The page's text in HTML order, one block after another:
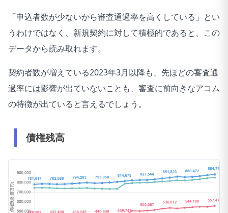
「申込者数が少ないから審査通過率を高くしている」とい
うわけではなく、新規契約に対して積極的であると、この
データから読み取れます。
契約者数が増えている2023年3月以降も、先ほどの審査通
過率には影響が出ていないことも、審査に前向きなアコム
の特徴が出ていると言えるでしょう。
債権残高